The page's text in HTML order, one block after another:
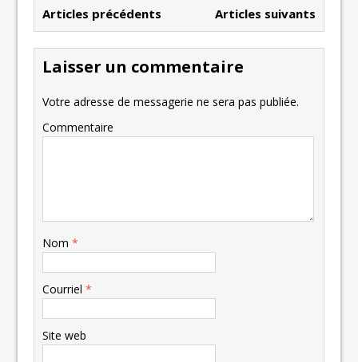
Articles précédents Articles suivants
Laisser un commentaire
Votre adresse de messagerie ne sera pas publiée.
Commentaire
Nom*
Courriel*
Site web